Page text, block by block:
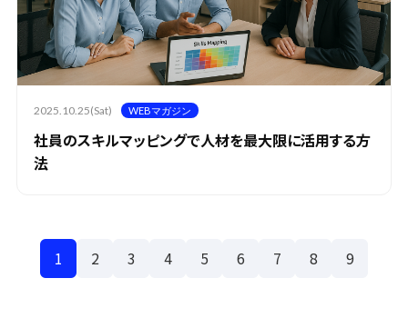
2025.10.25(Sat) WEBマガジン
社員のスキルマッピングで人材を最大限に活用する方
法
1 2 3 4 5 6 7 8 9